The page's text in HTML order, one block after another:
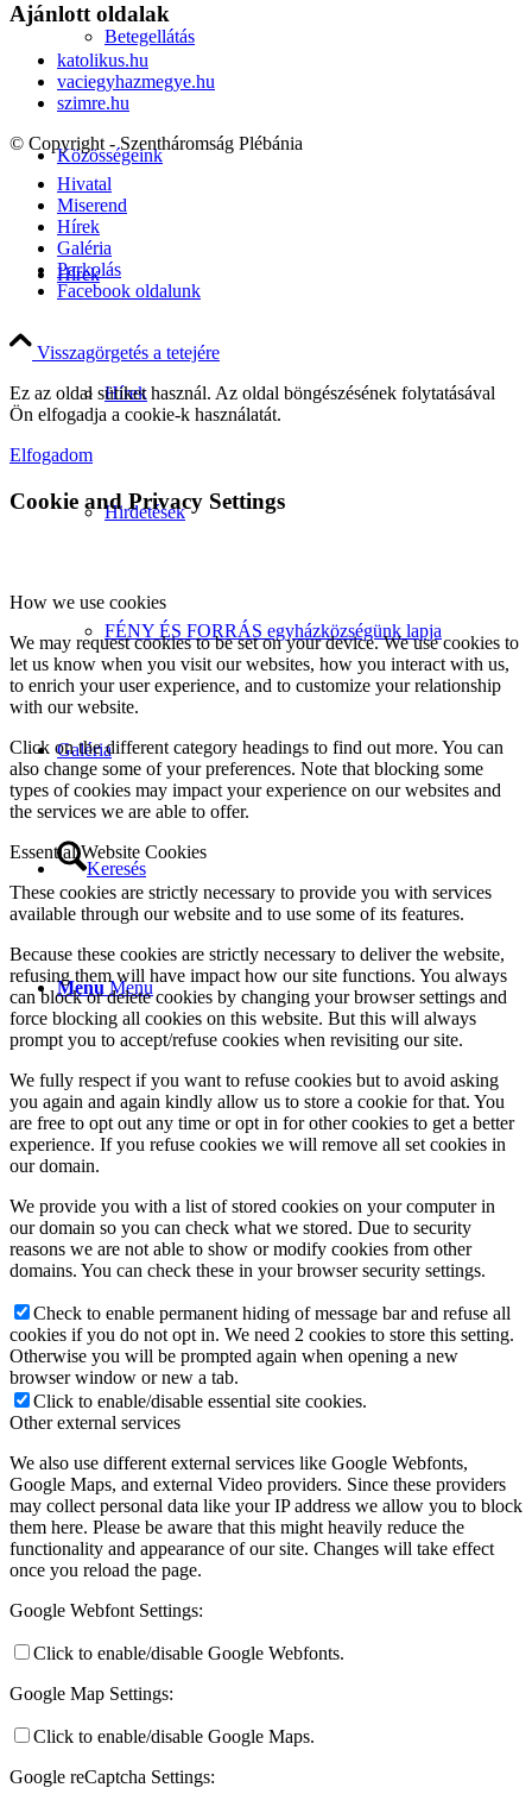
Betegellátás
Közösségeink
Hírek
Hírek
Hirdetések
FÉNY ÉS FORRÁS egyházközségünk lapja
Galéria
Keresés
Menu Menu
Ajánlott oldalak
katolikus.hu
vaciegyhazmegye.hu
szimre.hu
© Copyright - Szentháromság Plébánia
Hivatal
Miserend
Hírek
Galéria
Parkolás
Facebook oldalunk
Visszagörgetés a tetejére
Ez az oldal sütiket használ. Az oldal böngészésének folytatásával
Ön elfogadja a cookie-k használatát.
Elfogadom
Cookie and Privacy Settings
How we use cookies
We may request cookies to be set on your device. We use cookies to
let us know when you visit our websites, how you interact with us,
to enrich your user experience, and to customize your relationship
with our website.
Click on the different category headings to find out more. You can
also change some of your preferences. Note that blocking some
types of cookies may impact your experience on our websites and
the services we are able to offer.
Essential Website Cookies
These cookies are strictly necessary to provide you with services
available through our website and to use some of its features.
Because these cookies are strictly necessary to deliver the website,
refusing them will have impact how our site functions. You always
can block or delete cookies by changing your browser settings and
force blocking all cookies on this website. But this will always
prompt you to accept/refuse cookies when revisiting our site.
We fully respect if you want to refuse cookies but to avoid asking
you again and again kindly allow us to store a cookie for that. You
are free to opt out any time or opt in for other cookies to get a better
experience. If you refuse cookies we will remove all set cookies in
our domain.
We provide you with a list of stored cookies on your computer in
our domain so you can check what we stored. Due to security
reasons we are not able to show or modify cookies from other
domains. You can check these in your browser security settings.
Check to enable permanent hiding of message bar and refuse all
cookies if you do not opt in. We need 2 cookies to store this setting.
Otherwise you will be prompted again when opening a new
browser window or new a tab.
Click to enable/disable essential site cookies.
Other external services
We also use different external services like Google Webfonts,
Google Maps, and external Video providers. Since these providers
may collect personal data like your IP address we allow you to block
them here. Please be aware that this might heavily reduce the
functionality and appearance of our site. Changes will take effect
once you reload the page.
Google Webfont Settings:
Click to enable/disable Google Webfonts.
Google Map Settings:
Click to enable/disable Google Maps.
Google reCaptcha Settings: